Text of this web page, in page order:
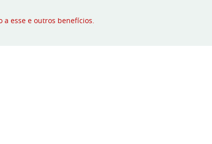
a esse e outros benefícios.